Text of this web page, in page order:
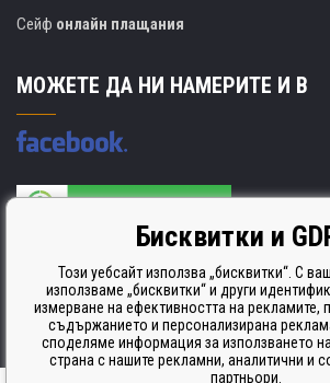
Сейф онлайн плащания
МОЖЕТЕ ДА НИ НАМЕРИТЕ И В
Производителят на касети е сертифициран
ISO 9001. ISO 14001 и STMC.
Бисквитки и
Този уебсайт използва „бисквитки“. С
използваме „бисквитки“ и други
измерване на ефективността на рекламите,
съдържанието и персонализирана
споделяме информация за използването
страна с нашите рекламни, аналитични и
партньори.